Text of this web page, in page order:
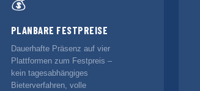
💰
PLANBARE FESTPREISE
Dauerhafte Präsenz auf vier
Plattformen zum Festpreis –
kein tagesabhängiges
Bieterverfahren, volle